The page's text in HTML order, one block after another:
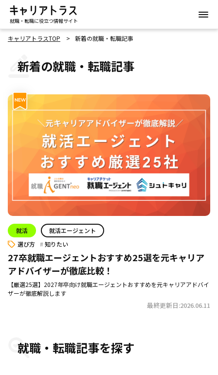
就職・転職に役立つ情報サイト
キャリアトラスTOP 新着の就職・転職記事
新着の就職・転職記事
就活
就活エージェント
選び方
知りたい
27卒就職エージェントおすすめ25選を元キャリア
アドバイザーが徹底比較！
【厳選25選】2027年卒向け就職エージェントおすすめを元キャリアアドバイ
ザーが徹底解説します
最終更新日:2026.06.11
就職・転職記事を探す